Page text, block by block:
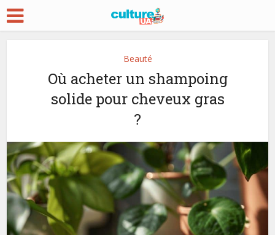
Beauté
Où acheter un shampoing
solide pour cheveux gras
?